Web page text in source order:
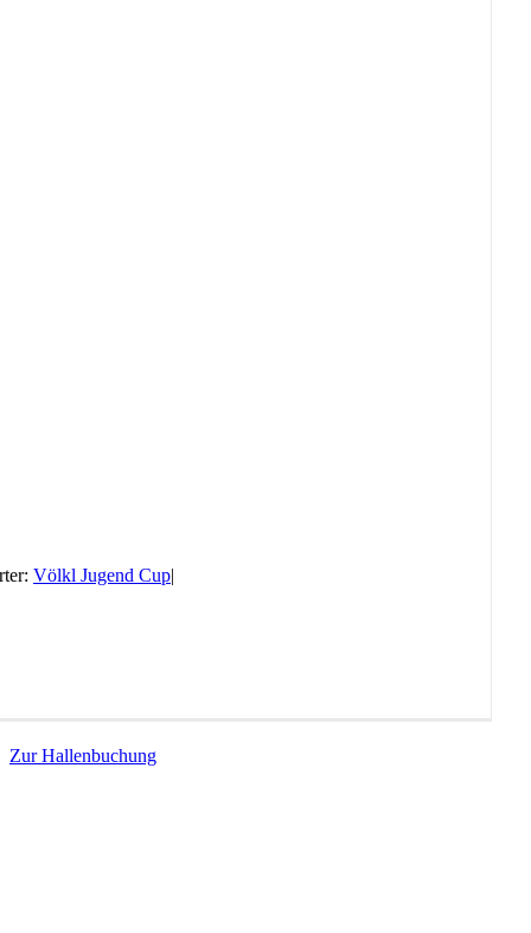
Völkl Jugend Cup|
Zur Hallenbuchung